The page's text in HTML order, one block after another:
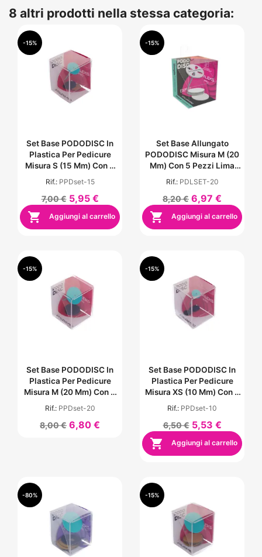
8 altri prodotti nella stessa categoria:
Set Base PODODISC In
Plastica Per Pedicure
Misura S (15 Mm) Con 5
Pezzi Lima Monouso -
Rif.: PPDset-15
7,00 € 5,95 €
 Aggiungi al carrello
-15%
Set Base Allungato
PODODISC Misura M (20
Mm) Con 5 Pezzi Lima
Monouso - Grana 180
Rif.: PDLSET-20
8,20 € 6,97 €
 Aggiungi al carrello
-15%
Set Base PODODISC In
Plastica Per Pedicure
Misura M (20 Mm) Con 5
Grana 180
Rif.: PPDset-20
8,00 € 6,80 €
-15%
Set Base PODODISC In
Plastica Per Pedicure
Misura XS (10 Mm) Con 5
Grana 180
Rif.: PPDset-10
6,50 € 5,53 €
 Aggiungi al carrello
-15%
-80% -15%